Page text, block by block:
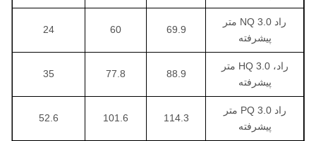
راد NQ 3.0 متر
پیشرفته
69.9
60
24
راد، HQ 3.0 متر
پیشرفته
88.9
77.8
35
راد PQ 3.0 متر
پیشرفته
114.3
101.6
52.6